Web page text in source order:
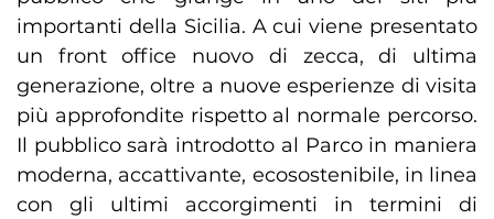
importanti della Sicilia. A cui viene presentato
un front office nuovo di zecca, di ultima
generazione, oltre a nuove esperienze di visita
più approfondite rispetto al normale percorso.
Il pubblico sarà introdotto al Parco in maniera
moderna, accattivante, ecosostenibile, in linea
con gli ultimi accorgimenti in termini di